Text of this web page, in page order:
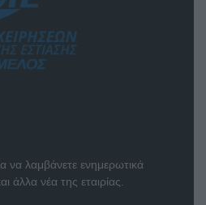
να λαμβάνετε ενημερωτικά
νέα της εταιρίας.